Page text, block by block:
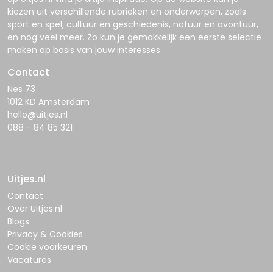
kiezen uit verschillende rubrieken en onderwerpen, zoals
sport en spel, cultuur en geschiedenis, natuur en avontuur,
en nog veel meer. Zo kun je gemakkelijk een eerste selectie
maken op basis van jouw interesses.
Contact
Nes 73
1012 KD Amsterdam
hello@uitjes.nl
088 - 84 85 321
Uitjes.nl
Contact
Over Uitjes.nl
Blogs
Privacy & Cookies
Cookie voorkeuren
Vacatures